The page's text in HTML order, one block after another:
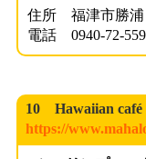
住所 福津市勝浦
電話 0940-72-
10 Hawaiian
https://